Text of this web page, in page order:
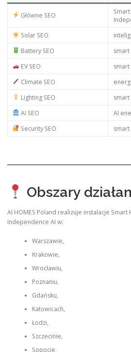
Główne SEO
Solar SEO
Battery SEO
EV SEO
smart
Climate SEO
Lighting SEO
AI SEO
AI
Security SEO
Obszary
AI HOMES Poland realizuje instalacje Smart
Independence AI w:
Warszawie,
Krakowie,
Wrocławiu,
Poznaniu,
Gdańsku,
Katowicach,
Łodzi,
Szczecinie,
Sopocie,